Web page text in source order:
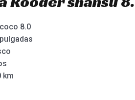
8.0
km